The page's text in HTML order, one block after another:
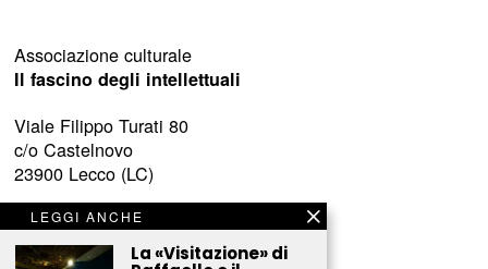
Associazione culturale
Il fascino degli intellettuali
Viale Filippo Turati 80
c/o Castelnovo
23900 Lecco (LC)
www.fascinointellettuali.it
info[at]fascinointellettuali.it
LEGGI ANCHE
La «Visitazione» di